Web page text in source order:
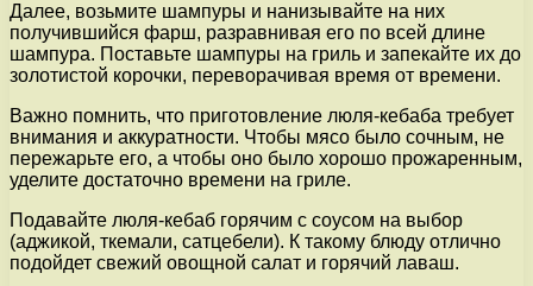
Далее, возьмите шампуры и нанизывайте на них
получившийся фарш, разравнивая его по всей длине
шампура. Поставьте шампуры на гриль и запекайте их до
золотистой корочки, переворачивая время от времени.
Важно помнить, что приготовление люля-кебаба требует
внимания и аккуратности. Чтобы мясо было сочным, не
пережарьте его, а чтобы оно было хорошо прожаренным,
уделите достаточно времени на гриле.
Подавайте люля-кебаб горячим с соусом на выбор
(аджикой, ткемали, сатцебели). К такому блюду отлично
подойдет свежий овощной салат и горячий лаваш.